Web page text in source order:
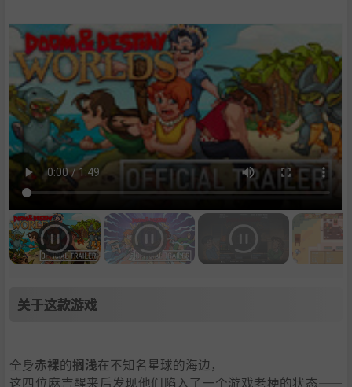
关于这款游戏
全身赤裸的搁浅在不知名星球的海边，
这四位麻吉醒来后发现他们陷入了一个游戏老梗的状态——